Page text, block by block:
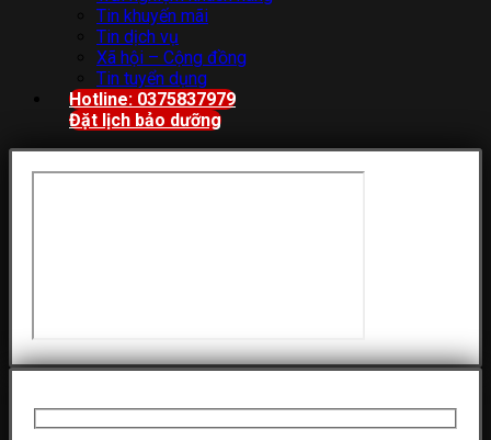
Tin khuyến mãi
Tin dịch vụ
Xã hội – Cộng đồng
Tin tuyển dụng
Hotline: 0375837979
Đặt lịch bảo dưỡng